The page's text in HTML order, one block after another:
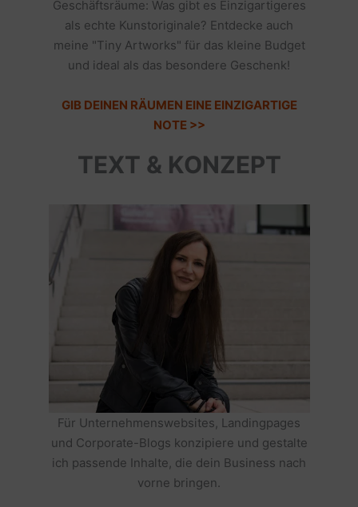
Geschäftsräume: Was gibt es Einzigartigeres
als echte Kunstoriginale? Entdecke auch
meine "Tiny Artworks" für das kleine Budget
und ideal als das besondere Geschenk!
GIB DEINEN RÄUMEN EINE EINZIGARTIGE
NOTE >>
TEXT & KONZEPT
Für Unternehmenswebsites, Landingpages
und Corporate-Blogs konzipiere und gestalte
ich passende Inhalte, die dein Business nach
vorne bringen.